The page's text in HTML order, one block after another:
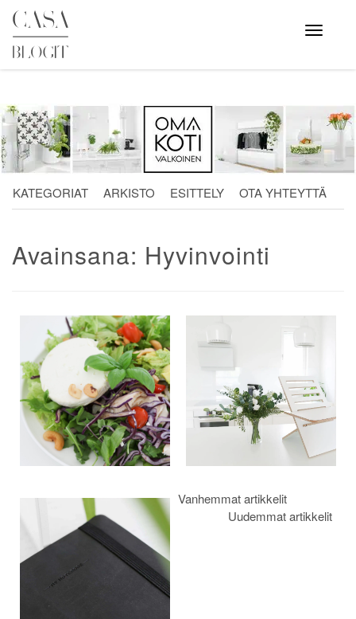
Skip
content
Avaa
valikko
KATEGORIAT ARKISTO ESITTELY OTA YHTEYTTÄ
Avainsana: Hyvinvointi
Artikkelien
selaus
Vanhemmat artikkelit
Uudemmat artikkelit